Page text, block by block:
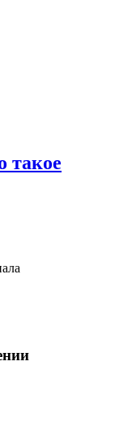
такое